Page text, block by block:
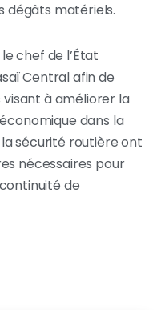
dégâts matériels.
chef de l’État
Central afin de
à améliorer la
dans la
sécurité routière ont
nécessaires pour
de